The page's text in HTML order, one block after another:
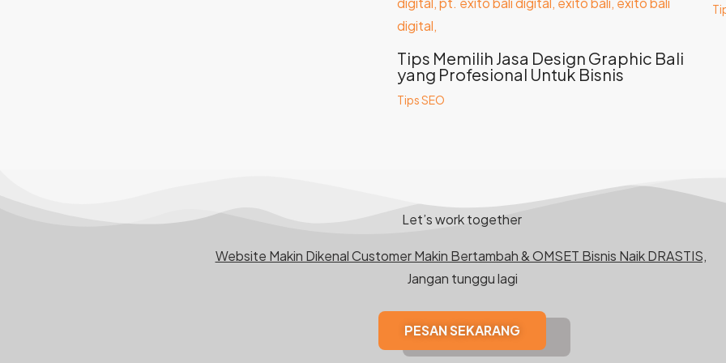
Tips Memilih Jasa Design Graphic Bali
yang Profesional Untuk Bisnis
Tips SEO
Let’s work together
Website Makin Dikenal Customer Makin Bertambah & OMSET Bisnis Naik DRASTIS,
Jangan tunggu lagi
PESAN SEKARANG